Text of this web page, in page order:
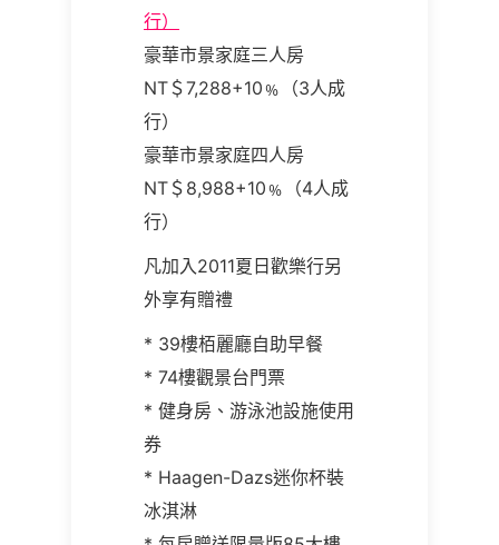
行）
豪華市景家庭三人房
NT＄7,288+10﹪（3人成
行）
豪華市景家庭四人房
NT＄8,988+10﹪（4人成
行）
凡加入2011夏日歡樂行另
外享有贈禮
* 39樓栢麗廳自助早餐
* 74樓觀景台門票
* 健身房、游泳池設施使用
券
* Haagen-Dazs迷你杯裝
冰淇淋